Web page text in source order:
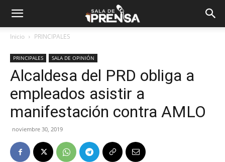
Inicio PRINCIPALES
PRINCIPALES SALA DE OPINIÓN
Alcaldesa del PRD obliga a
empleados asistir a
manifestación contra AMLO
noviembre 30, 2019